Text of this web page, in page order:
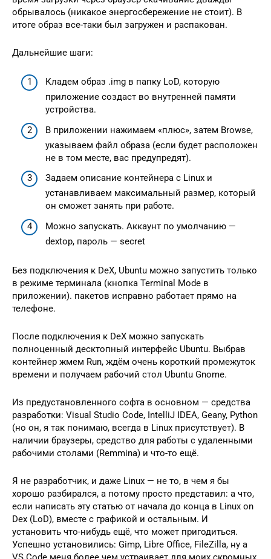
обрывалось (никакое энергосбережение не стоит). В
итоге образ все-таки был загружен и распакован.
Дальнейшие шаги:
Кладем образ .img в папку LoD, которую
приложение создаст во внутренней памяти
устройства.
В приложении нажимаем «плюс», затем Browse,
указываем файл образа (если будет расположен
не в том месте, вас предупредят).
Задаем описание контейнера с Linux и
устанавливаем максимальный размер, который
он сможет занять при работе.
Можно запускать. Аккаунт по умолчанию —
dextop, пароль — secret
Без подключения к DeX, Ubuntu можно запустить только
в режиме терминала (кнопка Terminal Mode в
приложении). пакетов исправно работает прямо на
телефоне.
После подключения к DeX можно запускать
полноценный десктопный интерфейс Ubuntu. Выбрав
контейнер жмем Run, ждём очень короткий промежуток
времени и получаем рабочий стол Ubuntu Gnome.
Из предустановленного софта в основном — средства
разработки: Visual Studio Code, IntelliJ IDEA, Geany, Python
(но он, я так понимаю, всегда в Linux присутствует). В
наличии браузеры, средство для работы с удаленными
рабочими столами (Remmina) и что-то ещё.
Я не разработчик, и даже Linux — не то, в чем я бы
хорошо разбирался, а потому просто представил: а что,
если написать эту статью от начала до конца в Linux on
Dex (LoD), вместе с графикой и остальным. И
установить что-нибудь ещё, что может пригодиться.
Успешно установились: Gimp, Libre Office, FileZilla, ну а